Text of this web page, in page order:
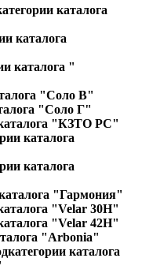
каталога
каталога
каталога "
"Соло В"
"Соло Г"
"КЗТО РС"
каталога
каталога
"Гармония"
"Velar 30H"
"Velar 42H"
"Arbonia"
каталога